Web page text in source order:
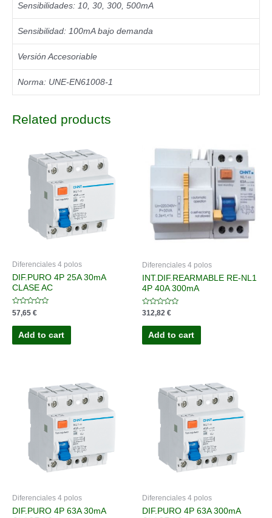
Sensibilidades: 10, 30, 300, 500mA
Sensibilidad: 100mA bajo demanda
Versión Accesoriable
Norma: UNE-EN61008-1
Related products
Diferenciales 4 polos
DIF.PURO 4P 25A 30mA
CLASE AC
Rated
0
out
57,65 €
Add to cart
Diferenciales 4 polos
INT.DIF.REARMABLE RE-NL1
4P 40A 300mA
Rated
out
312,82 €
Add to cart
Diferenciales 4 polos
DIF.PURO 4P 63A 30mA
Diferenciales 4 polos
DIF.PURO 4P 63A 300mA